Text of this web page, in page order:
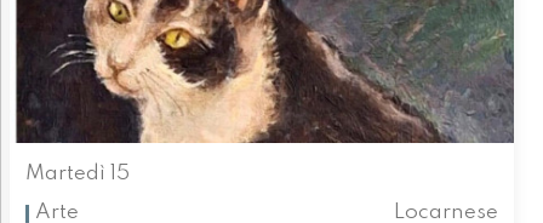
Martedì 15
Arte
Locarnese